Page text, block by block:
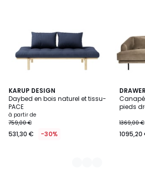
KARUP DESIGN
Daybed en bois naturel et tissu-
PACE
à partir de
759,00 €
531,30 € -30%
5
Couleurs
DRAWER
pieds
1369,00 €
1095,20